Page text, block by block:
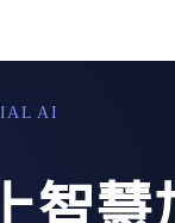
AI
智慧